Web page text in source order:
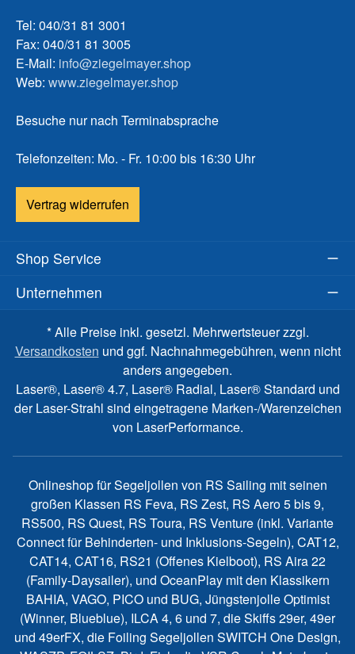
Tel: 040/31 81 3001
Fax: 040/31 81 3005
E-Mail: info@ziegelmayer.shop
Web: www.ziegelmayer.shop
Besuche nur nach Terminabsprache
Telefonzeiten: Mo. - Fr. 10:00 bis 16:30 Uhr
Vertrag widerrufen
Shop Service
Unternehmen
* Alle Preise inkl. gesetzl. Mehrwertsteuer zzgl.
Versandkosten und ggf. Nachnahmegebühren, wenn nicht
anders angegeben.
Laser®, Laser® 4.7, Laser® Radial, Laser® Standard und
der Laser-Strahl sind eingetragene Marken-/Warenzeichen
von LaserPerformance.
Onlineshop für Segeljollen von RS Sailing mit seinen
großen Klassen RS Feva, RS Zest, RS Aero 5 bis 9,
RS500, RS Quest, RS Toura, RS Venture (inkl. Variante
Connect für Behinderten- und Inklusions-Segeln), CAT12,
CAT14, CAT16, RS21 (Offenes Kielboot), RS Aira 22
(Family-Daysailer), und OceanPlay mit den Klassikern
BAHIA, VAGO, PICO und BUG, Jüngstenjolle Optimist
(Winner, Blueblue), ILCA 4, 6 und 7, die Skiffs 29er, 49er
und 49erFX, die Foiling Segeljollen SWITCH One Design,